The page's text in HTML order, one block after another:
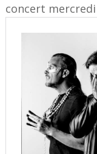
concert